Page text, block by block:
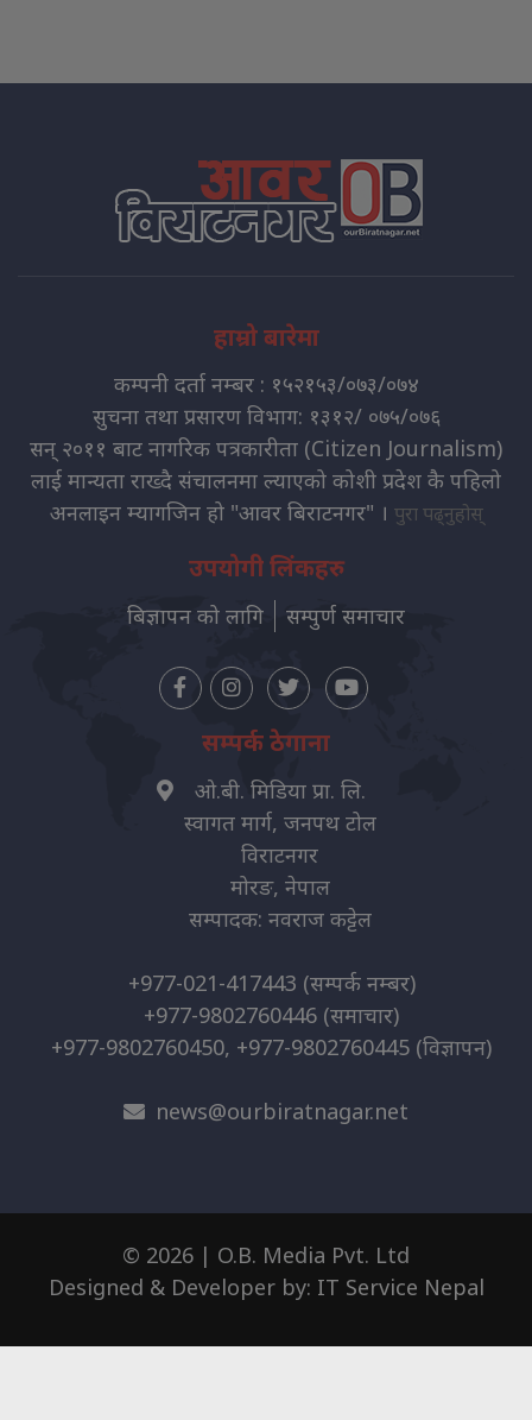
हाम्रो बारेमा
कम्पनी दर्ता नम्बर : १५२१५३/०७३/०७४
सुचना तथा प्रसारण विभाग: १३१२/ ०७५/०७६
सन् २०११ बाट नागरिक पत्रकारीता (Citizen Journalism)
लाई मान्यता राख्दै संचालनमा ल्याएको कोशी प्रदेश कै पहिलो
अनलाइन म्यागजिन हो "आवर बिराटनगर" । पुरा पढ्नुहोस्
उपयोगी लिंकहरु
बिज्ञापन को लागि सम्पुर्ण समाचार
सम्पर्क ठेगाना
ओ.बी. मिडिया प्रा. लि.
स्वागत मार्ग, जनपथ टोल
विराटनगर
मोरङ, नेपाल
सम्पादक: नवराज कट्टेल
+977-021-417443 (सम्पर्क नम्बर)
+977-9802760446 (समाचार)
+977-9802760450, +977-9802760445 (विज्ञापन)
news@ourbiratnagar.net
© 2026 | O.B. Media Pvt. Ltd
Designed & Developer by: IT Service Nepal